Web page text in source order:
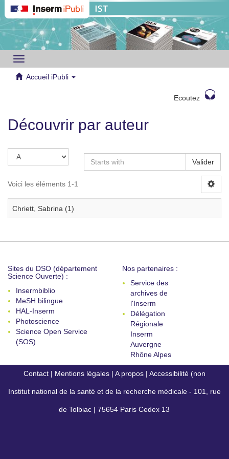
Toggle
navigation
Accueil iPubli
Ecoutez
Découvrir par auteur
Valider
Voici les éléments 1-1
Chriett, Sabrina (1)
Sites du DSO (département
Science Ouverte) :
Insermbiblio
MeSH bilingue
HAL-Inserm
Photoscience
Science Open Service
(SOS)
Nos partenaires :
Service des
archives de
l'Inserm
Délégation
Régionale
Inserm
Auvergne
Rhône Alpes
Contact | Mentions légales | A propos | Accessibilité (non
conforme)
Institut national de la santé et de la recherche médicale - 101, rue
de Tolbiac | 75654 Paris Cedex 13